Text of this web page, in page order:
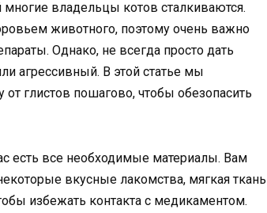
многие владельцы котов сталкиваются.
животного, поэтому очень важно
Однако, не всегда просто дать
агрессивный. В этой статье мы
глистов пошагово, чтобы обезопасить
есть все необходимые материалы. Вам
вкусные лакомства, мягкая ткань
избежать контакта с медикаментом.